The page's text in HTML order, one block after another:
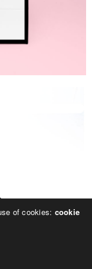
of cookies: cookie